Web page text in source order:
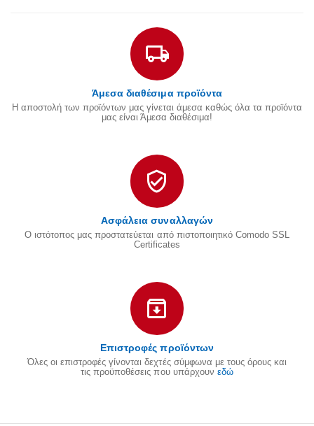
Άμεσα διαθέσιμα προϊόντα
Η αποστολή των προϊόντων μας γίνεται άμεσα καθώς όλα τα προϊόντα
μας είναι Άμεσα διαθέσιμα!
Ασφάλεια συναλλαγών
Ο ιστότοπος μας προστατεύεται από πιστοποιητικό Comodo SSL
Certificates
Επιστροφές προϊόντων
Όλες οι επιστροφές γίνονται δεχτές σύμφωνα με τους όρους και
τις προϋποθέσεις που υπάρχουν εδώ